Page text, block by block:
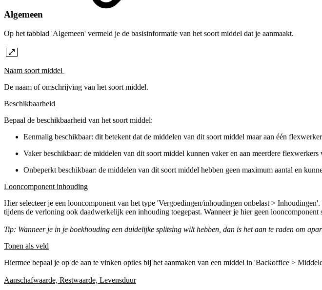
Algemeen
Op het tabblad 'Algemeen' vermeld je de basisinformatie van het soort middel dat je aanmaakt.
Naam soort middel
De naam of omschrijving van het soort middel.
Beschikbaarheid
Bepaal de beschikbaarheid van het soort middel:
Eenmalig beschikbaar: dit betekent dat de middelen van dit soort middel maar aan één
Vaker beschikbaar: de middelen van dit soort middel kunnen vaker en aan meerdere flexwerkers
Onbeperkt beschikbaar: de middelen van dit soort middel hebben geen maximum aantal en
Looncomponent inhouding
Hier selecteer je een looncomponent van het type 'Vergoedingen/inhoudingen onbelast > Inhoudingen'.
tijdens de verloning ook daadwerkelijk een inhouding toegepast. Wanneer je hier geen
Tip: Wanneer je in je boekhouding een duidelijke splitsing wilt hebben, dan is het aan te raden om
Tonen als veld
Hiermee bepaal je op de aan te vinken opties bij het aanmaken van een middel in 'Backoffice >
Aanschafwaarde, Restwaarde, Levensduur